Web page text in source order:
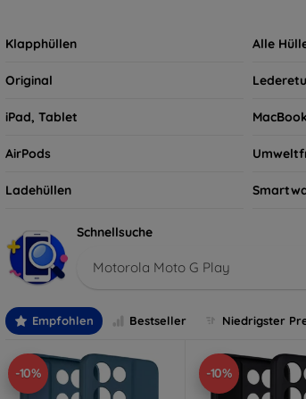
Klapphüllen Alle
Original
iPad, Tablet
AirPods
Ladehüllen
Schnellsuche
Motorola Moto G Play
Empfohlen Bestseller Niedrigster
-10% -10%